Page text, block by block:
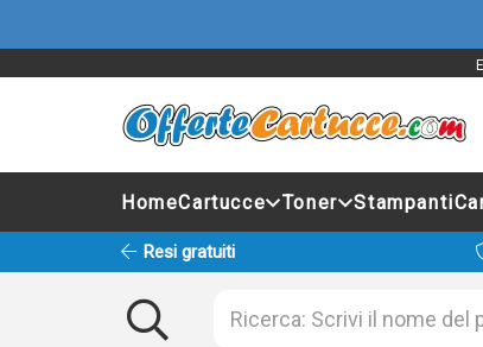
HomeCartucce Toner Stampanti
Resi gratuiti